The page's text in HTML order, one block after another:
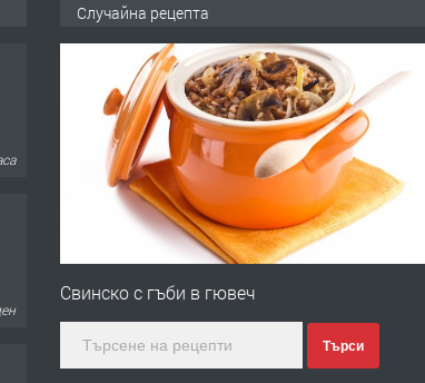
Случайна рецепта
Свинско с гъби в гювеч
Търси